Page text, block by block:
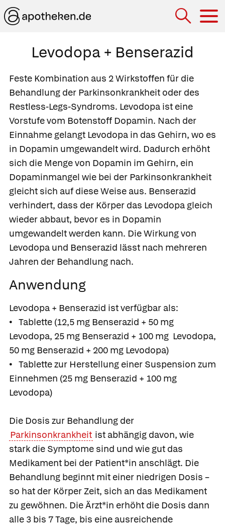
Levodopa + Benserazid
Feste Kombination aus 2 Wirkstoffen für die
Behandlung der Parkinsonkrankheit oder des
Restless-Legs-Syndroms. Levodopa ist eine
Vorstufe vom Botenstoff Dopamin. Nach der
Einnahme gelangt Levodopa in das Gehirn, wo es
in Dopamin umgewandelt wird. Dadurch erhöht
sich die Menge von Dopamin im Gehirn, ein
Dopaminmangel wie bei der Parkinsonkrankheit
gleicht sich auf diese Weise aus. Benserazid
verhindert, dass der Körper das Levodopa gleich
wieder abbaut, bevor es in Dopamin
umgewandelt werden kann. Die Wirkung von
Levodopa und Benserazid lässt nach mehreren
Jahren der Behandlung nach.
Anwendung
Levodopa + Benserazid ist verfügbar als:
• Tablette (12,5 mg Benserazid + 50 mg
Levodopa, 25 mg Benserazid + 100 mg Levodopa,
50 mg Benserazid + 200 mg Levodopa)
• Tablette zur Herstellung einer Suspension zum
Einnehmen (25 mg Benserazid + 100 mg
Levodopa)
Die Dosis zur Behandlung der
Parkinsonkrankheit ist abhängig davon, wie
stark die Symptome sind und wie gut das
Medikament bei der Patient*in anschlägt. Die
Behandlung beginnt mit einer niedrigen Dosis –
so hat der Körper Zeit, sich an das Medikament
zu gewöhnen. Die Ärzt*in erhöht die Dosis dann
alle 3 bis 7 Tage, bis eine ausreichende